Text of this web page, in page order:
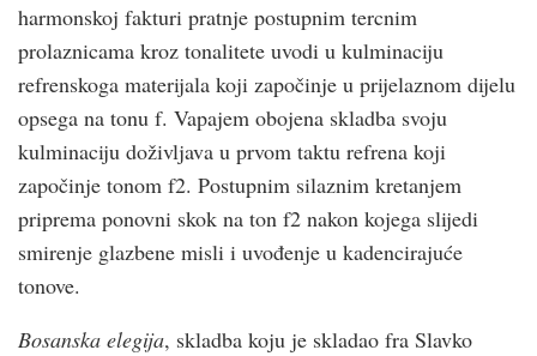
harmonskoj fakturi pratnje postupnim tercnim
prolaznicama kroz tonalitete uvodi u kulminaciju
refrenskoga materijala koji započinje u prijelaznom dijelu
opsega na tonu f. Vapajem obojena skladba svoju
kulminaciju doživljava u prvom taktu refrena koji
započinje tonom f2. Postupnim silaznim kretanjem
priprema ponovni skok na ton f2 nakon kojega slijedi
smirenje glazbene misli i uvođenje u kadencirajuće
tonove.
Bosanska elegija, skladba koju je skladao fra Slavko